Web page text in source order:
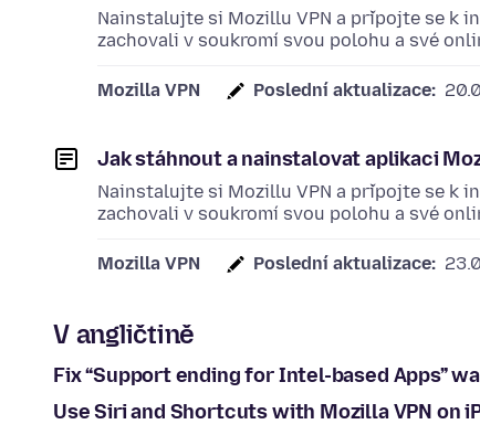
Nainstalujte si Mozillu VPN a připojte se k
zachovali v soukromí svou polohu a své
Mozilla VPN Poslední aktualizace:
Jak stáhnout a nainstalovat aplikaci
Nainstalujte si Mozillu VPN a připojte se k
zachovali v soukromí svou polohu a své
Mozilla VPN Poslední aktualizace:
V angličtině
Fix “Support ending for Intel-based Apps”
Use Siri and Shortcuts with Mozilla VPN on